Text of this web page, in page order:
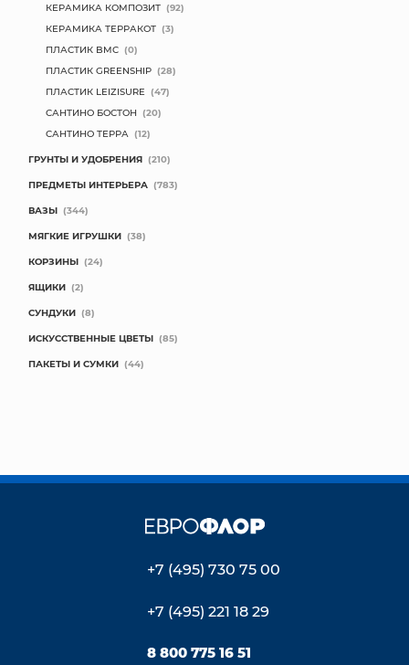
КЕРАМИКА КОМПОЗИТ (92)
КЕРАМИКА ТЕРРАКОТ (3)
ПЛАСТИК BMC (0)
ПЛАСТИК GREENSHIP (28)
ПЛАСТИК LEIZISURE (47)
САНТИНО БОСТОН (20)
САНТИНО ТЕРРА (12)
ГРУНТЫ И УДОБРЕНИЯ (210)
ПРЕДМЕТЫ ИНТЕРЬЕРА (783)
ВАЗЫ (344)
МЯГКИЕ ИГРУШКИ (38)
КОРЗИНЫ (24)
ЯЩИКИ (2)
СУНДУКИ (8)
ИСКУССТВЕННЫЕ ЦВЕТЫ (85)
ПАКЕТЫ И СУМКИ (44)
+7 (495) 730 75 00
+7 (495) 221 18 29
8 800 775 16 51